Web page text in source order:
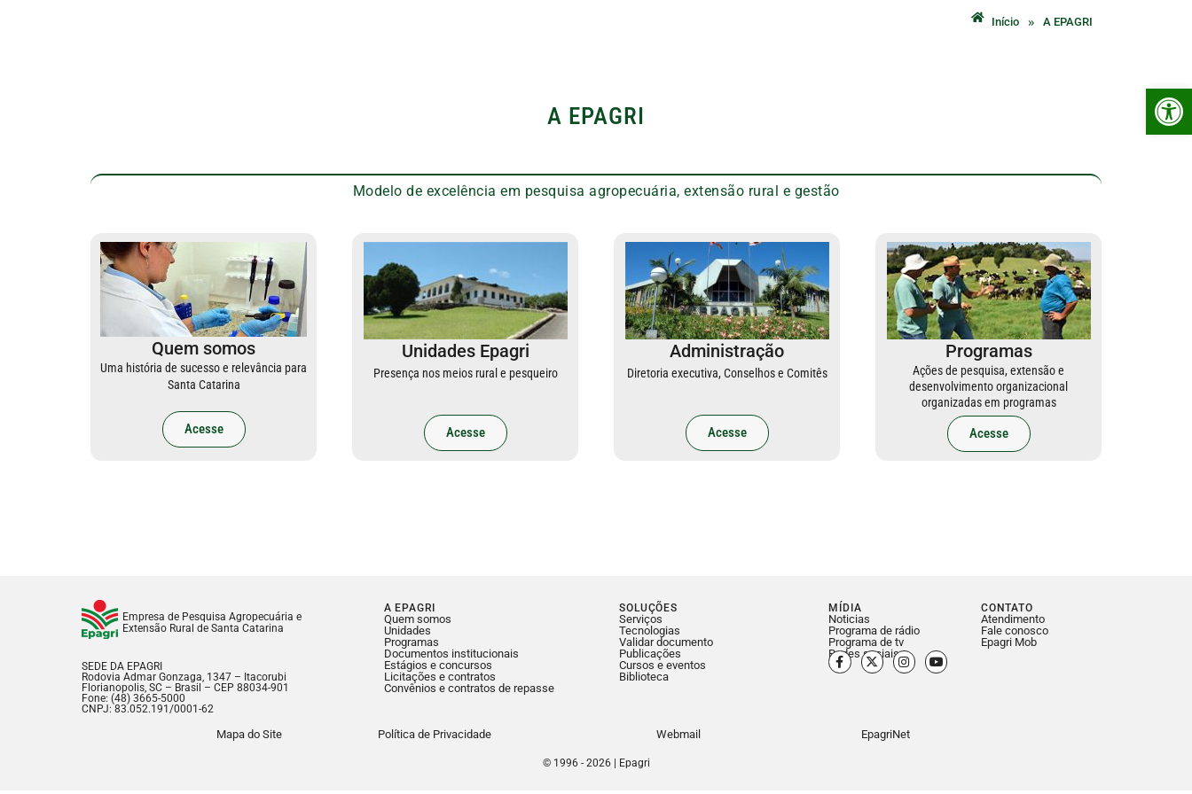
Início » A EPAGRI
A EPAGRI
Modelo de excelência em pesquisa agropecuária, extensão rural e gestão
Quem somos
Uma história de sucesso e relevância para
Santa Catarina
Acesse
Unidades Epagri
Presença nos meios rural e pesqueiro
Acesse
Administração
Diretoria executiva, Conselhos e Comitês
Acesse
Programas
Ações de pesquisa, extensão e
desenvolvimento organizacional
organizadas em programas
Acesse
Empresa de Pesquisa Agropecuária e
Extensão Rural de Santa Catarina
SEDE DA EPAGRI
Rodovia Admar Gonzaga, 1347 – Itacorubi
Florianopolis, SC – Brasil – CEP 88034-901
Fone: (48) 3665-5000
CNPJ: 83.052.191/0001-62
A EPAGRI
Quem somos
Unidades
Programas
Documentos institucionais
Estágios e concursos
Licitações e contratos
Convênios e contratos de repasse
SOLUÇÕES
Serviços
Tecnologias
Validar documento
Publicações
Cursos e eventos
Biblioteca
MÍDIA
Noticias
Programa de rádio
Programa de tv
Redes sociais
CONTATO
Atendimento
Fale conosco
Epagri Mob
Mapa do Site Política de Privacidade Webmail EpagriNet
© 1996 - 2026 | Epagri